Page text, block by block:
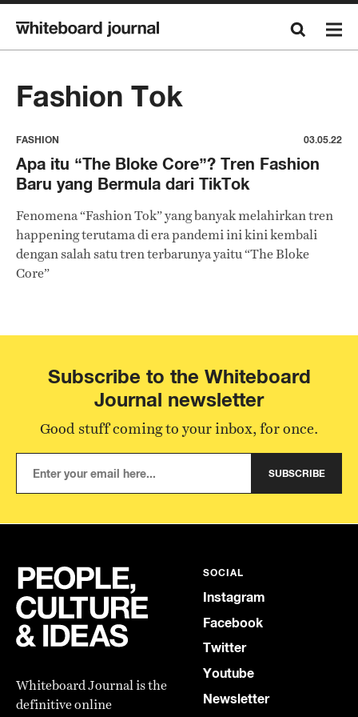
Fashion Tok
FASHION 03.05.22
Apa itu “The Bloke Core”? Tren Fashion
Baru yang Bermula dari TikTok
Fenomena “Fashion Tok” yang banyak melahirkan tren
happening terutama di era pandemi ini kini kembali
dengan salah satu tren terbarunya yaitu “The Bloke
Core”
Subscribe to the Whiteboard
Journal newsletter
Good stuff coming to your inbox, for once.
SUBSCRIBE
Whiteboard Journal is the
definitive online
SOCIAL
Instagram
Facebook
Twitter
Youtube
Newsletter